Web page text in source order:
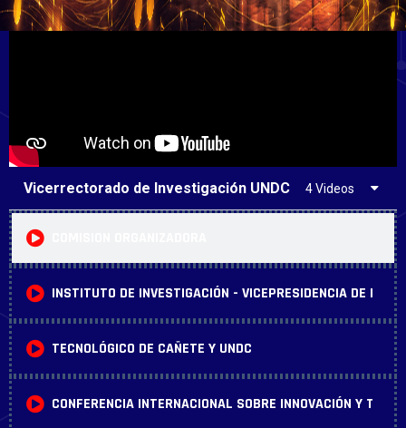
Vicerrectorado de Investigación UNDC 4 Videos
INSTITUTO DE INVESTIGACIÓN - VICEPRESIDENCIA DE
TECNOLÓGICO DE CAÑETE Y UNDC
CONFERENCIA INTERNACIONAL SOBRE INNOVACIÓN Y